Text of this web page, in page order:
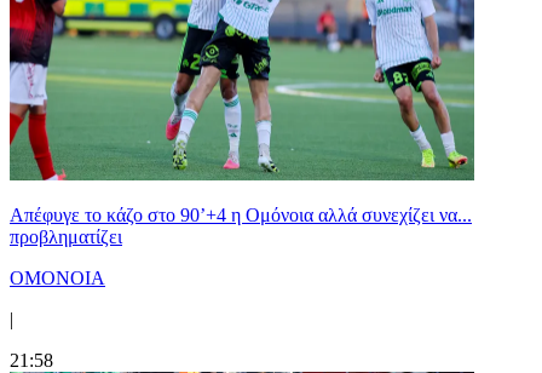
Απέφυγε το κάζο στο 90’+4 η Ομόνοια αλλά συνεχίζει να...
προβληματίζει
ΟΜΟΝΟΙΑ
|
21:58